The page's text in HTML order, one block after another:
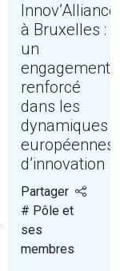
Innov’Alliance
à Bruxelles :
un
engagement
renforcé
dans les
dynamiques
européennes
d’innovation
Partager
# Pôle et
ses
membres